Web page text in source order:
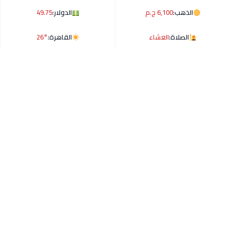
الذهب:6,100 ج.م الدولار:49.75
الصلاة:العشاء القاهرة:26°